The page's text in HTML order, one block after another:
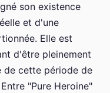
son existence
et d'une
Elle est
d'être pleinement
de cette période de
"Pure Heroine"